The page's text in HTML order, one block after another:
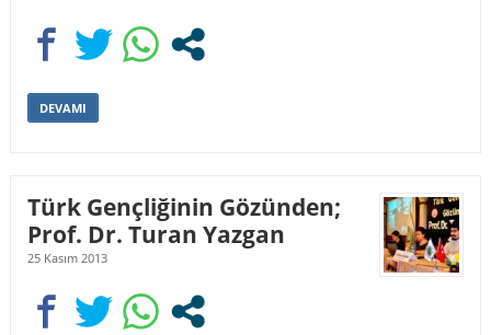
DEVAMI
Türk Gençliğinin Gözünden;
Prof. Dr. Turan Yazgan
25 Kasım 2013